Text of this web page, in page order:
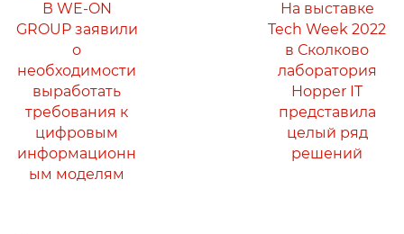
В WE-ON
GROUP заявили
о
необходимости
выработать
требования к
цифровым
информационн
ым моделям
На выставке
Tech Week 2022
в Сколково
лаборатория
Hopper IT
представила
целый ряд
решений